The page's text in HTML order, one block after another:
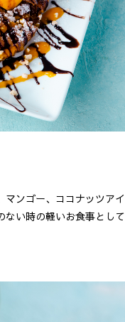
ンゴー、ココナッツアイ
ない時の軽いお食事として